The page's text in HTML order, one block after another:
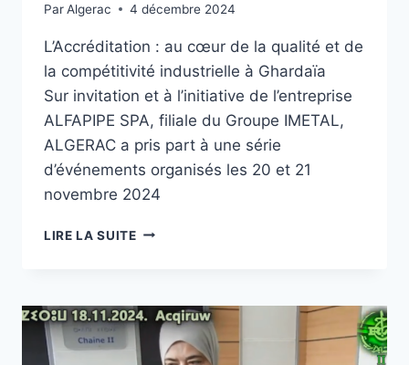
ParAlgerac 4 décembre 2024
L’Accréditation : au cœur de la qualité et de
la compétitivité industrielle à Ghardaïa
Sur invitation et à l’initiative de l’entreprise
ALFAPIPE SPA, filiale du Groupe IMETAL,
ALGERAC a pris part à une série
d’événements organisés les 20 et 21
novembre 2024
LIRE LA SUITE